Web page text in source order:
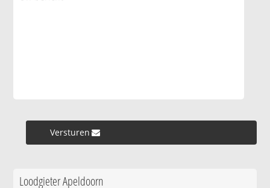
Versturen »
Loodgieter Apeldoorn